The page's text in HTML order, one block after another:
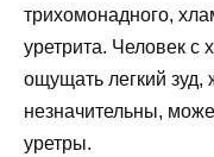
трихомонадного,
уретрита. Человек с
ощущать легкий
незначительны,
уретры.